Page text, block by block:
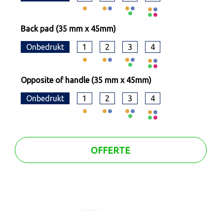
Back pad (35 mm x 45mm)
Onbedrukt 1 2 3 4
Opposite of handle (35 mm x 45mm)
Onbedrukt 1 2 3 4
OFFERTE